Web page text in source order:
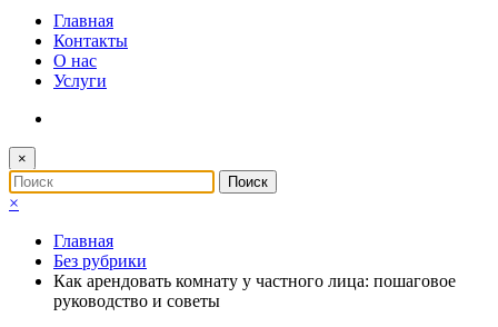
Главная
Контакты
О нас
Услуги
×
×
Главная
Без рубрики
Как арендовать комнату у частного лица: пошаговое
руководство и советы